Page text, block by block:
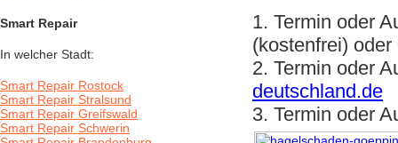
Smart Repair
In welcher Stadt:
Smart Repair Rostock
Smart Repair Stralsund
Smart Repair Greifswald
Smart Repair Schwerin
1. Termin oder
(kostenfrei)
2. Termin oder
deutschland.de
3. Termin oder